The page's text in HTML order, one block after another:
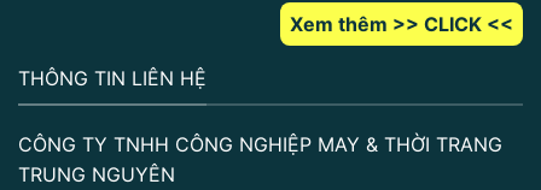
Xem thêm >> CLICK <<
THÔNG TIN LIÊN HỆ
CÔNG TY TNHH CÔNG NGHIỆP MAY & THỜI TRANG
TRUNG NGUYÊN